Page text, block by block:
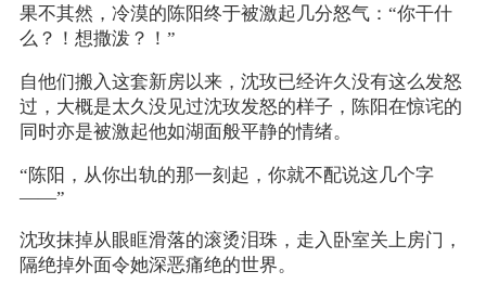
果不其然，冷漠的陈阳终于被激起几分怒气：“你干什
么？！想撒泼？！”
自他们搬入这套新房以来，沈玫已经许久没有这么发怒
过，大概是太久没见过沈玫发怒的样子，陈阳在惊诧的
同时亦是被激起他如湖面般平静的情绪。
“陈阳，从你出轨的那一刻起，你就不配说这几个字
——”
沈玫抹掉从眼眶滑落的滚烫泪珠，走入卧室关上房门，
隔绝掉外面令她深恶痛绝的世界。